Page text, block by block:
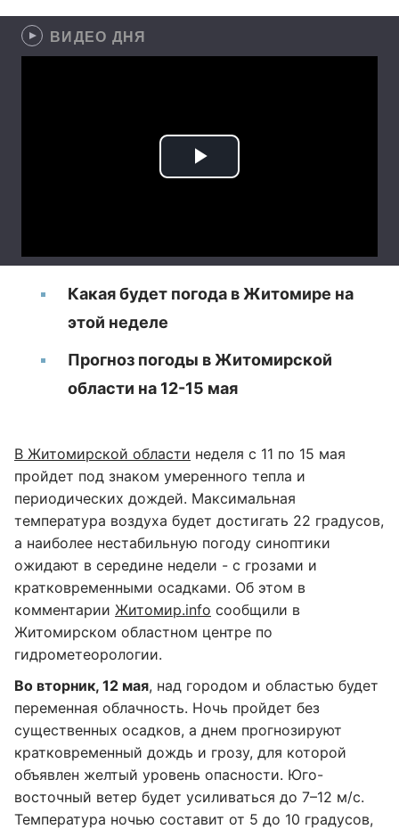
ВИДЕО ДНЯ
Какая будет погода в Житомире на
этой неделе
Прогноз погоды в Житомирской
области на 12-15 мая
В Житомирской области неделя с 11 по 15 мая
пройдет под знаком умеренного тепла и
периодических дождей. Максимальная
температура воздуха будет достигать 22 градусов,
а наиболее нестабильную погоду синоптики
ожидают в середине недели - с грозами и
кратковременными осадками. Об этом в
комментарии Житомир.info сообщили в
Житомирском областном центре по
гидрометеорологии.
Во вторник, 12 мая, над городом и областью будет
переменная облачность. Ночь пройдет без
существенных осадков, а днем прогнозируют
кратковременный дождь и грозу, для которой
объявлен желтый уровень опасности. Юго-
восточный ветер будет усиливаться до 7–12 м/с.
Температура ночью составит от 5 до 10 градусов,